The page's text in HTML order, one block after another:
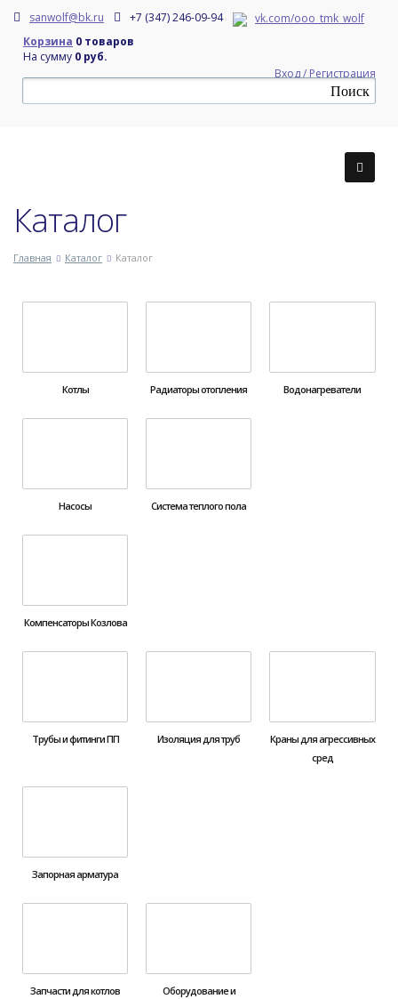
sanwolf@bk.ru +7 (347) 246-09-94
vk.com/ooo_tmk_wolf
Корзина 0 товаров
На сумму 0 руб.
Вход / Регистрация
Каталог
Главная Каталог Каталог
Котлы Радиаторы отопления Водонагреватели
Насосы Система теплого пола
Компенсаторы Козлова
Трубы и фитинги ПП Изоляция для труб
Краны для агрессивных
сред
Запорная арматура
Запчасти для котлов
Оборудование и